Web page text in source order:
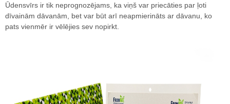
Ūdensvīrs ir tik neprognozējams, ka viņš var priecāties par ļoti
dīvainām dāvanām, bet var būt arī neapmierināts ar dāvanu, ko
pats vienmēr ir vēlējies sev nopirkt.